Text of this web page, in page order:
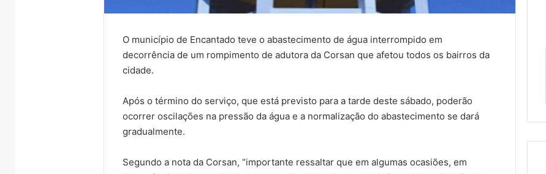
O município de Encantado teve o abastecimento de água interrompido em
decorrência de um rompimento de adutora da Corsan que afetou todos os bairros da
cidade.
Após o término do serviço, que está previsto para a tarde deste sábado, poderão
ocorrer oscilações na pressão da água e a normalização do abastecimento se dará
gradualmente.
Segundo a nota da Corsan, “importante ressaltar que em algumas ocasiões, em